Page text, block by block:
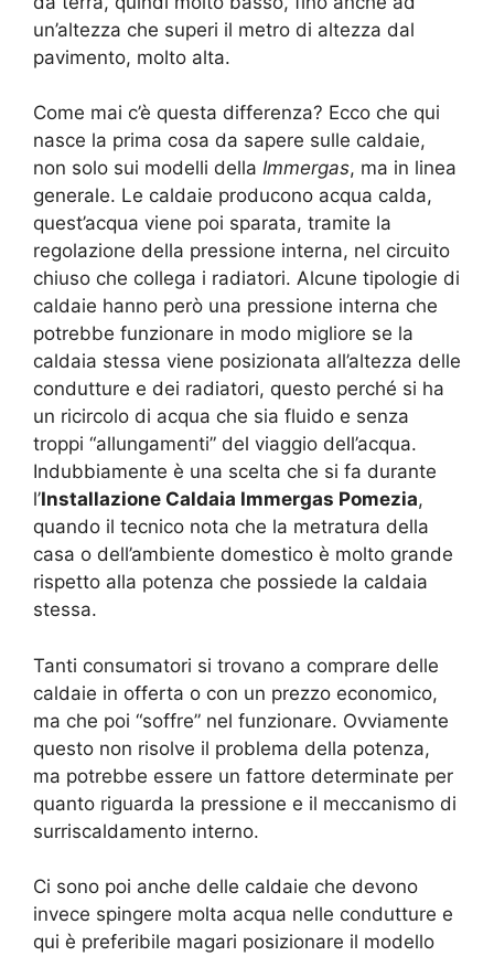
un’altezza che superi il metro di altezza dal
pavimento, molto alta.
Come mai c’è questa differenza? Ecco che qui
nasce la prima cosa da sapere sulle caldaie,
non solo sui modelli della Immergas, ma in linea
generale. Le caldaie producono acqua calda,
quest’acqua viene poi sparata, tramite la
regolazione della pressione interna, nel circuito
chiuso che collega i radiatori. Alcune tipologie di
caldaie hanno però una pressione interna che
potrebbe funzionare in modo migliore se la
caldaia stessa viene posizionata all’altezza delle
condutture e dei radiatori, questo perché si ha
un ricircolo di acqua che sia fluido e senza
troppi “allungamenti” del viaggio dell’acqua.
Indubbiamente è una scelta che si fa durante
l’Installazione Caldaia Immergas Pomezia,
quando il tecnico nota che la metratura della
casa o dell’ambiente domestico è molto grande
rispetto alla potenza che possiede la caldaia
stessa.
Tanti consumatori si trovano a comprare delle
caldaie in offerta o con un prezzo economico,
ma che poi “soffre” nel funzionare. Ovviamente
questo non risolve il problema della potenza,
ma potrebbe essere un fattore determinate per
quanto riguarda la pressione e il meccanismo di
surriscaldamento interno.
Ci sono poi anche delle caldaie che devono
invece spingere molta acqua nelle condutture e
qui è preferibile magari posizionare il modello